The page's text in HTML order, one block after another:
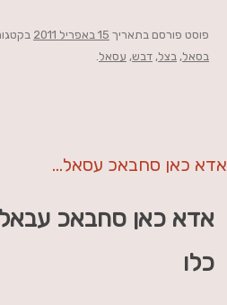
פוסט פורסם בתאריך 15 באפריל 2011
בסאל, בצל, דבש, עסאל.
אדא כאן סחבאכ עסאל…
אדא כאן סחבאכ
כלו